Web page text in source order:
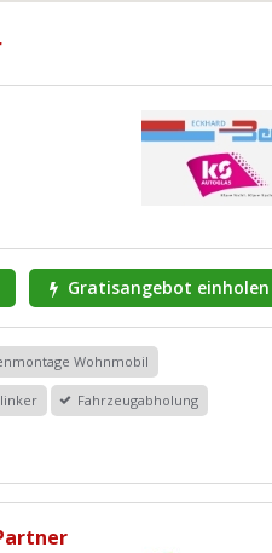
Gratisangebot einholen
Wohnmobil
Fahrzeugabholung